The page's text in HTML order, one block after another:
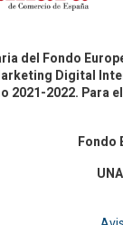
del Fondo
Digital
2022. Para
Fondo